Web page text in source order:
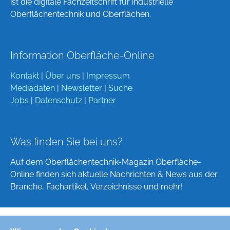
Oberflächentechnik und Oberflächen.
Information Oberfläche-Online
Kontakt | Über uns | Impressum
Mediadaten | Newsletter | Suche
Jobs | Datenschutz | Partner
Was finden Sie bei uns?
Auf dem Oberflächentechnik-Magazin Oberfläche-
Online finden sich aktuelle Nachrichten & News aus der
Branche, Fachartikel, Verzeichnisse und mehr!